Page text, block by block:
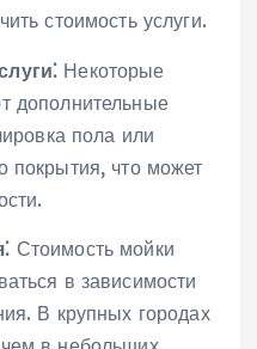
стоимость услуги.
Некоторые
дополнительные
пола или
покрытия, что может
Стоимость мойки
в зависимости
В крупных городах